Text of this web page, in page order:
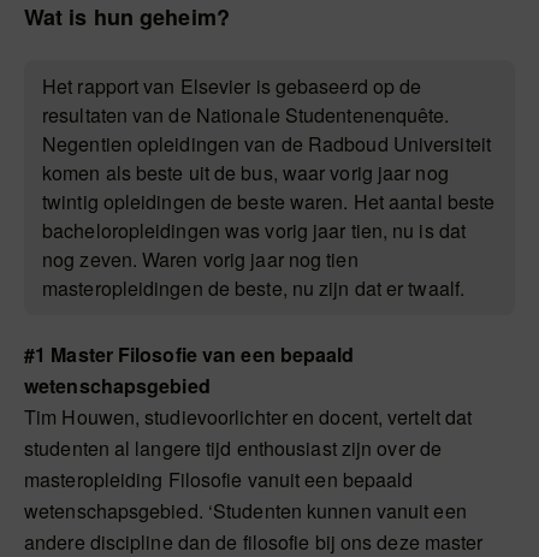
Wat is hun geheim?
Het rapport van Elsevier is gebaseerd op de
resultaten van de Nationale Studentenenquête.
Negentien opleidingen van de Radboud Universiteit
komen als beste uit de bus, waar vorig jaar nog
twintig opleidingen de beste waren. Het aantal beste
bacheloropleidingen was vorig jaar tien, nu is dat
nog zeven. Waren vorig jaar nog tien
masteropleidingen de beste, nu zijn dat er twaalf.
#1 Master Filosofie van een bepaald
wetenschapsgebied
Tim Houwen, studievoorlichter en docent, vertelt dat
studenten al langere tijd enthousiast zijn over de
masteropleiding Filosofie vanuit een bepaald
wetenschapsgebied. ‘Studenten kunnen vanuit een
andere discipline dan de filosofie bij ons deze master